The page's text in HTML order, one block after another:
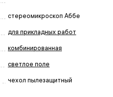
стереомикроскоп Аббе
для прикладных работ
комбинированная
светлое поле
чехол пылезащитный